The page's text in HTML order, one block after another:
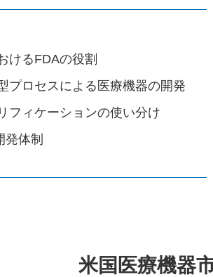
けるFDAの役割
プロセスによる医療機器の開発
フィケーションの使い分け
発体制
米国医療機器